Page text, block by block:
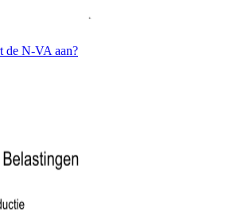
de N-VA aan?